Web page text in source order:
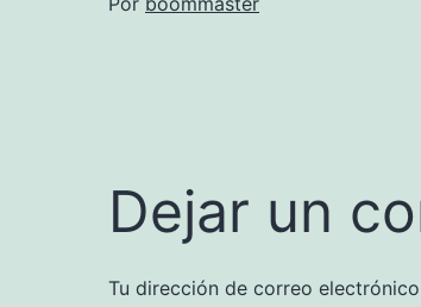
Dejar un
Tu dirección de correo